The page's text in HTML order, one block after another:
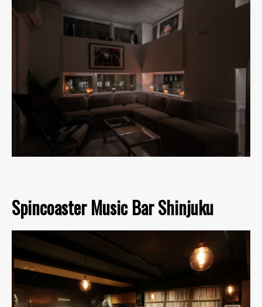
Spincoaster Music Bar Shinjuku